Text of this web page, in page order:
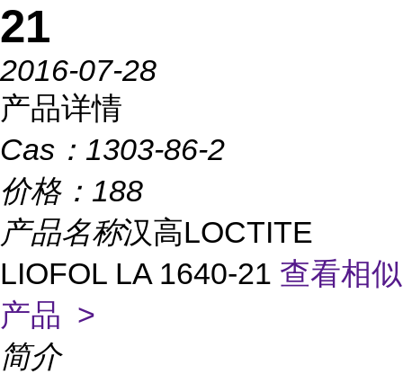
21
2016-07-28
产品详情
Cas： 1303-86-2
价格： 188
产品名称汉高LOCTITE
LIOFOL LA 1640-21 查看相似
产品 >
简介